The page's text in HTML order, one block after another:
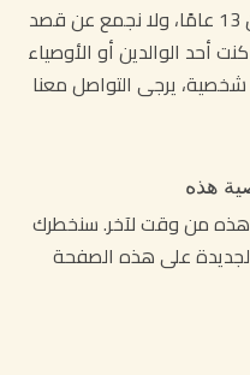
موقعنا غير موجه للأطفال دون سن 13 عامًا، ولا نجمع عن قصد
أحد الوالدين أو الأوصياء
يرجى التواصل معنا
من وقت لآخر. سنخطرك
على هذه الصفحة